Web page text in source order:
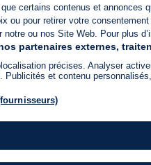
certains contenus et annonces
ou pour retirer votre
ou nos Site Web. Pour plus
partenaires externes,
précises. Analyser
Publicités et contenu